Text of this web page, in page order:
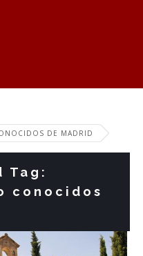
DE MADRID
Tag:
conocidos